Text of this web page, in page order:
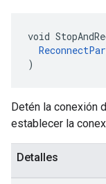
void
)
Detén la conexión
establecer la
Detalles